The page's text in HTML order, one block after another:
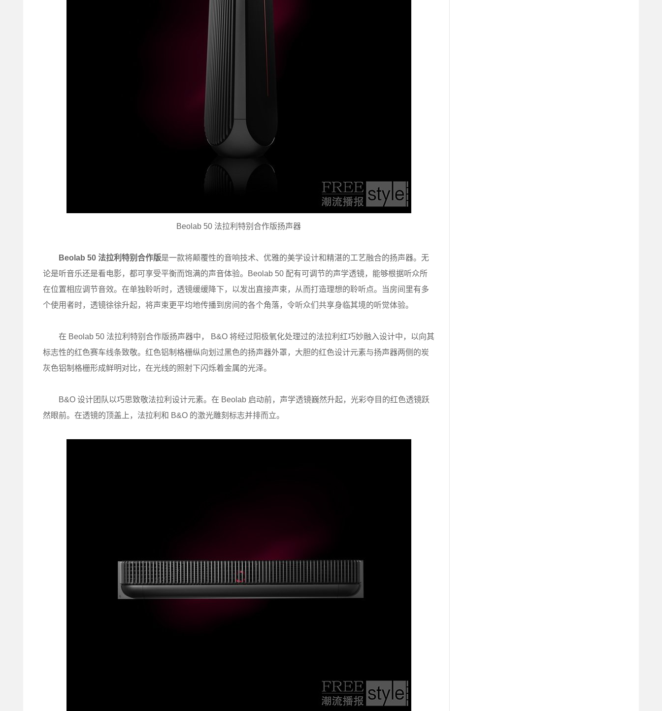
Beolab 50 法拉利特别合作版扬声器
Beolab 50 法拉利特别合作版是一款将颠覆性的音响技术、优雅的美学设计和精湛的工艺融合的扬声器。无
论是听音乐还是看电影，都可享受平衡而饱满的声音体验。Beolab 50 配有可调节的声学透镜，能够根据听众所
在位置相应调节音效。在单独聆听时，透镜缓缓降下，以发出直接声束，从而打造理想的聆听点。当房间里有多
个使用者时，透镜徐徐升起，将声束更平均地传播到房间的各个角落，令听众们共享身临其境的听觉体验。
在 Beolab 50 法拉利特别合作版扬声器中， B&O 将经过阳极氧化处理过的法拉利红巧妙融入设计中，以向其
标志性的红色赛车线条致敬。红色铝制格栅纵向划过黑色的扬声器外罩，大胆的红色设计元素与扬声器两侧的炭
灰色铝制格栅形成鲜明对比，在光线的照射下闪烁着金属的光泽。
B&O 设计团队以巧思致敬法拉利设计元素。在 Beolab 启动前，声学透镜巍然升起，光彩夺目的红色透镜跃
然眼前。在透镜的顶盖上，法拉利和 B&O 的激光雕刻标志并排而立。